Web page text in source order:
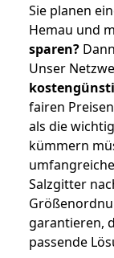
Sie planen
Hemau und
sparen?
Unser
fairen
als die
kümmern
Salzgitter
garantieren,
passende